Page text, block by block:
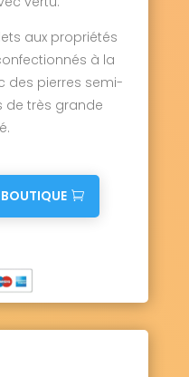
aux propriétés
à la
des pierres semi-
de très grande